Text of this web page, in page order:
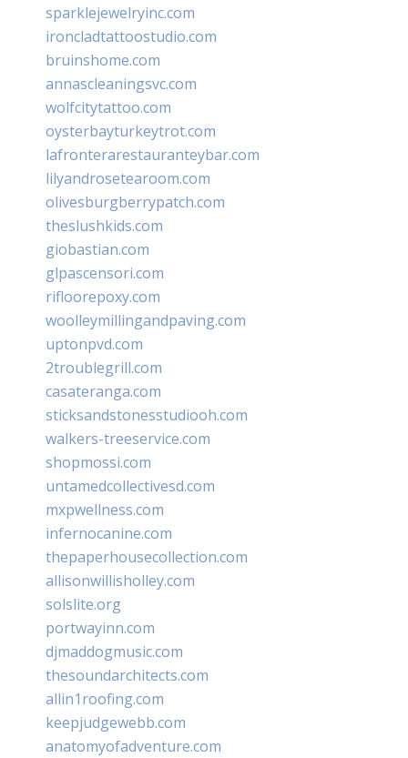
sparklejewelryinc.com
ironcladtattoostudio.com
bruinshome.com
annascleaningsvc.com
wolfcitytattoo.com
oysterbayturkeytrot.com
lafronterarestauranteybar.com
lilyandrosetearoom.com
olivesburgberrypatch.com
theslushkids.com
giobastian.com
glpascensori.com
rifloorepoxy.com
woolleymillingandpaving.com
uptonpvd.com
2troublegrill.com
casateranga.com
sticksandstonesstudiooh.com
walkers-treeservice.com
shopmossi.com
untamedcollectivesd.com
mxpwellness.com
infernocanine.com
thepaperhousecollection.com
allisonwillisholley.com
solslite.org
portwayinn.com
djmaddogmusic.com
thesoundarchitects.com
allin1roofing.com
keepjudgewebb.com
anatomyofadventure.com